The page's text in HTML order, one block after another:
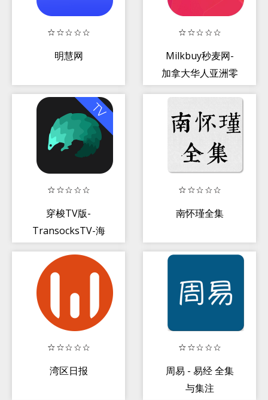
明慧网
Milkbuy秒麦网-
加拿大华人亚洲零
穿梭TV版-
TransocksTV-海
国影音必备VPN
南怀瑾全集
湾区日报
周易 - 易经 全集
与集注